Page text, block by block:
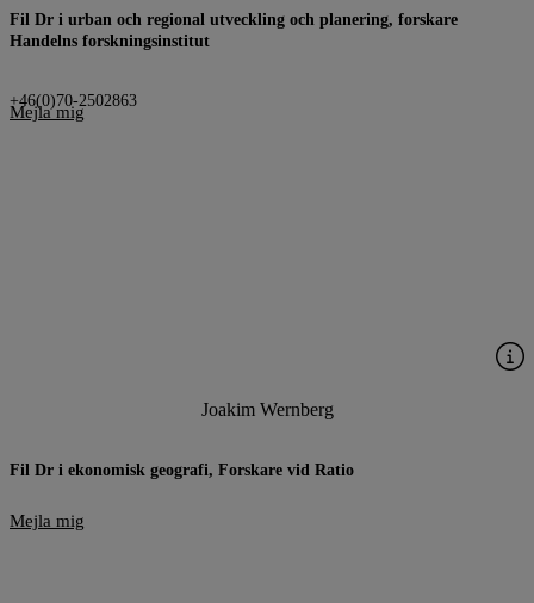
Fil Dr i urban och regional utveckling och planering, forskare
Handelns forskningsinstitut
+46(0)70-2502863
Mejla mig
Joakim Wernberg
Fil Dr i ekonomisk geografi, Forskare vid Ratio
Mejla mig